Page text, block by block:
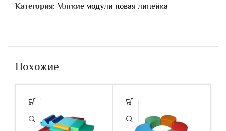
Категория: Мягкие модули новая линейка
Похожие